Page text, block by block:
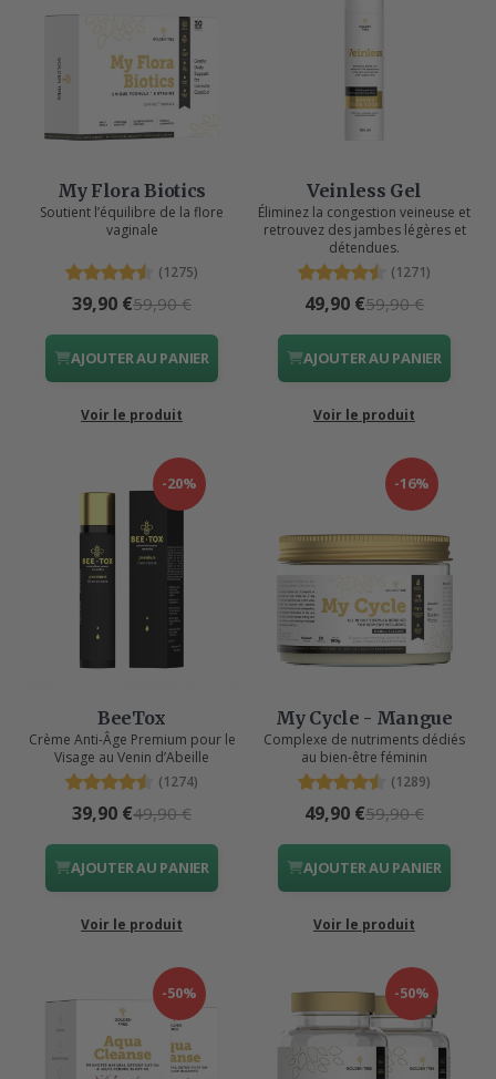
My Flora Biotics
Soutient l’équilibre de la flore
vaginale
(1275)
39,90 €59,90 €
AJOUTER AU PANIER
Voir le produit
Veinless Gel
Éliminez la congestion veineuse et
retrouvez des jambes légères et
détendues.
(1271)
49,90 €59,90 €
AJOUTER AU PANIER
Voir le produit
-20%
BeeTox
Crème Anti-Âge Premium pour le
Visage au Venin d’Abeille
(1274)
39,90 €49,90 €
AJOUTER AU PANIER
Voir le produit
-16%
My Cycle - Mangue
Complexe de nutriments dédiés
au bien-être féminin
(1289)
49,90 €59,90 €
AJOUTER AU PANIER
Voir le produit
-50% -50%